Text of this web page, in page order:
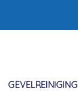
GEVELREINIGING